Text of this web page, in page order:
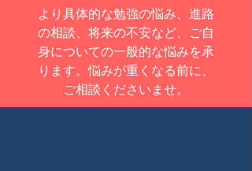
より具体的な勉強の悩み、進路
の相談、将来の不安など、ご自
身についての一般的な悩みを承
ります。悩みが重くなる前に、
ご相談くださいませ。